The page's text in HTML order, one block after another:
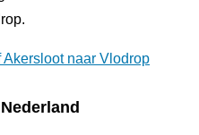
naar Vlodrop